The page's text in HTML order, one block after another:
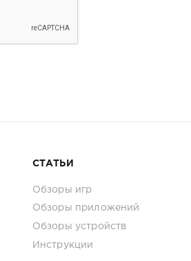
СТАТЬИ
Обзоры игр
Обзоры приложений
Обзоры устройств
Инструкции